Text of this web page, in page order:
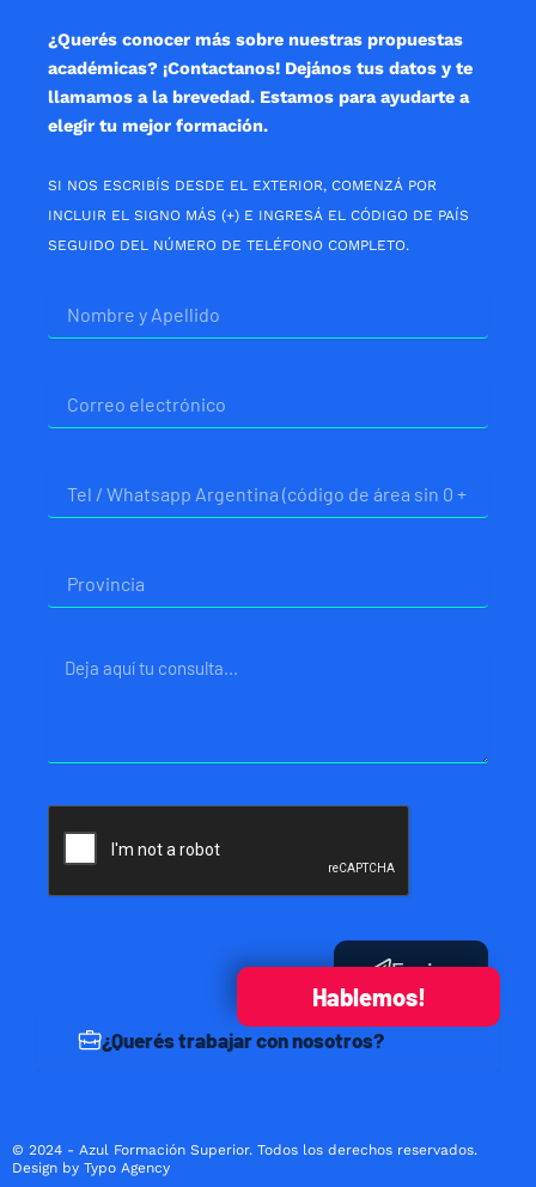
Hablemos!
¿Querés trabajar con nosotros?
¿Querés conocer más sobre nuestras propuestas
académicas? ¡Contactanos! Dejános tus datos y te
llamamos a la brevedad. Estamos para ayudarte a
elegir tu mejor formación.
SI NOS ESCRIBÍS DESDE EL EXTERIOR, COMENZÁ POR
INCLUIR EL SIGNO MÁS (+) E INGRESÁ EL CÓDIGO DE PAÍS
SEGUIDO DEL NÚMERO DE TELÉFONO COMPLETO.
electrónico
Mensaje
Enviar
© 2024 - Azul Formación Superior. Todos los derechos reservados.
Design by Typo Agency